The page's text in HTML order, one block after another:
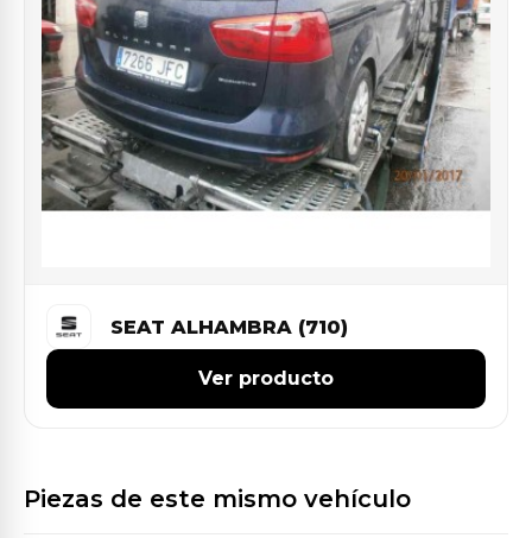
SEAT ALHAMBRA (710)
Ver producto
Piezas de este mismo vehículo